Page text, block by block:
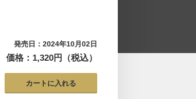
発売日：2024年10月02日
価格：1,320円（税込）